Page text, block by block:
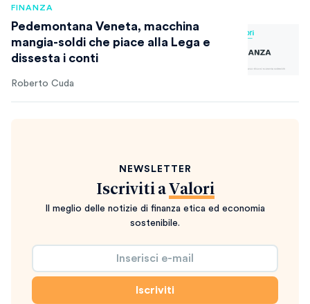
FINANZA
Pedemontana Veneta, macchina
mangia-soldi che piace alla Lega e
dissesta i conti
Roberto Cuda
NEWSLETTER
Iscriviti a Valori
Il meglio delle notizie di finanza etica ed economia
sostenibile.